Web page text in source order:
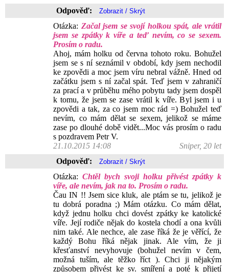
Odpověď:
Otázka: Začal jsem se svojí holkou spát, ale vrátil
jsem se zpátky k víře a teď nevím, co se sexem.
Prosím o radu.
Ahoj, mám holku od června tohoto roku. Bohužel
jsem se s ní seznámil v období, kdy jsem nechodil
ke zpovědi a moc jsem víru nebral vážně. Hned od
začátku jsem s ní začal spát. Teď jsem v zahraničí
za prací a v průběhu mého pobytu tady jsem dospěl
k tomu, že jsem se zase vrátil k víře. Byl jsem i u
zpovědi a tak, za co jsem moc rád =) Bohužel teď
nevím, co mám dělat se sexem, jelikož se máme
zase po dlouhé době vidět...Moc vás prosím o radu
s pozdravem Petr V.
21.10.2015 14:08
Sniper, 20 let
Odpověď:
Otázka: Chtěl bych svoji holku přivést zpátky k
víře, ale nevím, jak na to. Prosím o radu.
Čau IN !! Jsem sice kluk, ale ptám se tu, jelikož je
tu dobrá poradna ;) Mám otázku. Co mám dělat,
když jednu holku chci dovést zpátky ke katolické
víře. Její rodiče nějak do kostela chodí a ona kvůli
nim také. Ale nechce, ale zase říká že je věřící, že
každý Bohu říká nějak jinak. Ale vím, že ji
křesťanství nevyhovuje (bohužel nevím v čem,
možná tuším, ale těžko říct ). Chci ji nějakým
způsobem přivést ke sv. smíření a poté k přijetí